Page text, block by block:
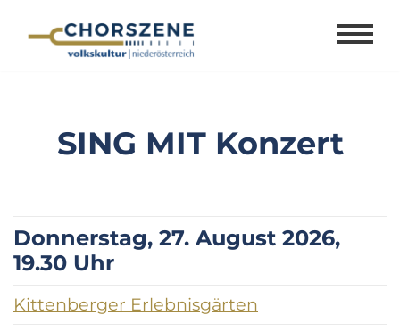
SING MIT Konzert
Donnerstag, 27. August 2026,
19.30 Uhr
Kittenberger Erlebnisgärten